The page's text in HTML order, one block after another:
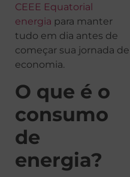
CEEE Equatorial
energia para manter
tudo em dia antes de
começar sua jornada de
economia.
O que é o
consumo
de
energia?